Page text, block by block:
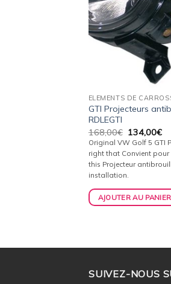
ELEMENTS DE
GTI Projecteurs
RDLEGTI
168,00€ Le
prix
initial
était :
168,00€.
134,00€Le
Original VW Golf 5 GTI
right that Convient pour
this Projecteur
installation.
AJOUTER AU PANIER
SUIVEZ-NOUS